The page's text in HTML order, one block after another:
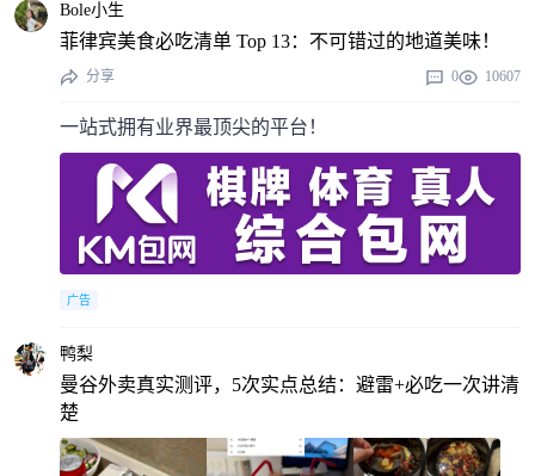
Bole小生
菲律宾美食必吃清单 Top 13：不可错过的地道美味！
分享 0 10607
一站式拥有业界最顶尖的平台！
广告
鸭梨
曼谷外卖真实测评，5次实点总结：避雷+必吃一次讲清
楚